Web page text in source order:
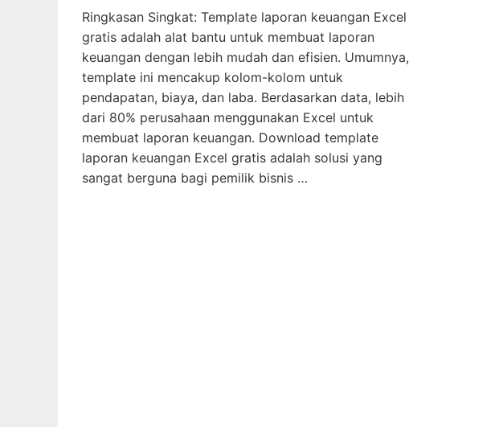
Ringkasan Singkat: Template laporan keuangan Excel
gratis adalah alat bantu untuk membuat laporan
keuangan dengan lebih mudah dan efisien. Umumnya,
template ini mencakup kolom-kolom untuk
pendapatan, biaya, dan laba. Berdasarkan data, lebih
dari 80% perusahaan menggunakan Excel untuk
membuat laporan keuangan. Download template
laporan keuangan Excel gratis adalah solusi yang
sangat berguna bagi pemilik bisnis …